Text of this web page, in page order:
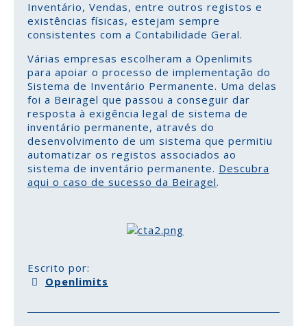
Inventário, Vendas, entre outros registos e
existências físicas, estejam sempre
consistentes com a Contabilidade Geral.
Várias empresas escolheram a Openlimits
para apoiar o processo de implementação do
Sistema de Inventário Permanente. Uma delas
foi a Beiragel que passou a conseguir dar
resposta à exigência legal de sistema de
inventário permanente, através do
desenvolvimento de um sistema que permitiu
automatizar os registos associados ao
sistema de inventário permanente. Descubra
aqui o caso de sucesso da Beiragel.
Escrito por:
Openlimits